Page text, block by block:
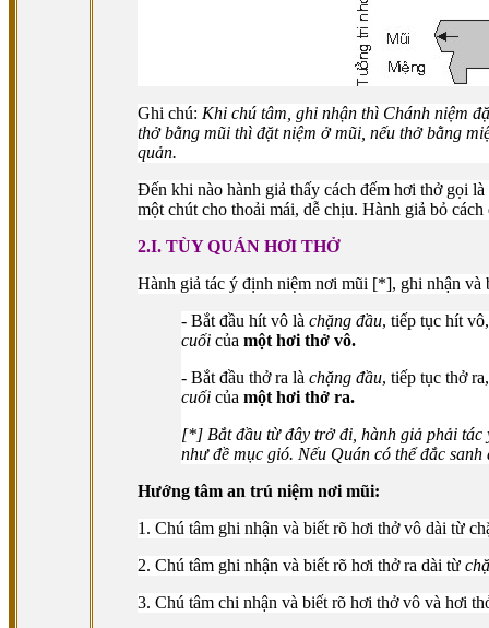
Ghi chú: Khi chú tâm, ghi nhận thì Chánh niệm
thở bằng mũi thì đặt niệm ở mũi, nếu thở bằng
quản.
Ðến khi nào hành giả thấy cách đếm hơi thở gọi
một chút cho thoải mái, dễ chịu. Hành giả bỏ
2.I. TÙY QUÁN HƠI THỞ
Hành giả tác ý định niệm nơi mũi [*], ghi nhận và
- Bắt đầu hít vô là chặng đầu, tiếp tục hít
cuối của một hơi thở vô.
- Bắt đầu thở ra là chặng đầu, tiếp tục thở
cuối của một hơi thở ra.
[*] Bắt đầu từ đây trở đi, hành giả phải tác
như đề mục gió. Nếu Quán có thể đắc
Hướng tâm an trú niệm nơi mũi:
1. Chú tâm ghi nhận và biết rõ hơi thở vô dài từ
2. Chú tâm ghi nhận và biết rõ hơi thở ra dài từ
3. Chú tâm chi nhận và biết rõ hơi thở vô và hơi